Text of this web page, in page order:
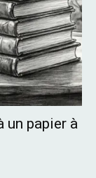
un papier à